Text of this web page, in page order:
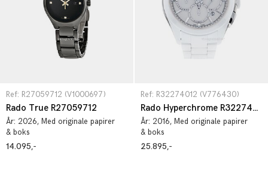
Ref: R27059712 (V1000697)
Rado True R27059712
År: 2026, Med originale papirer
& boks
14.095,-
Ref: R32274012 (V776430)
Rado Hyperchrome R32274012
År: 2016, Med originale papirer
& boks
25.895,-